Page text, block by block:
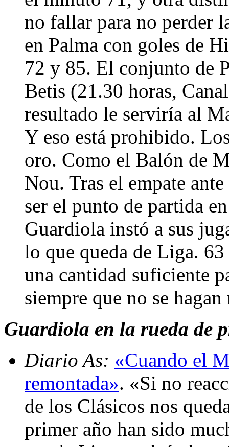
no fallar para no perder
en Palma con goles de
72 y 85. El conjunto de
Betis (21.30 horas,
resultado le serviría al
Y eso está prohibido.
oro. Como el Balón de
Nou. Tras el empate
ser el punto de partida
Guardiola instó a sus
lo que queda de Liga.
una cantidad suficiente
siempre que no se
Guardiola en la rueda de
Diario As: «Cuando el
remontada». «Si no
de los Clásicos nos
primer año han sido